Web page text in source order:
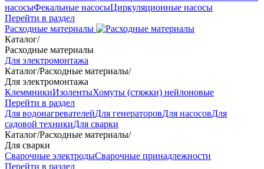
насосыФекальные насосыЦиркуляционные насосы
Перейти в раздел
Расходные материалы
Каталог/
Расходные материалы
Для электромонтажа
Каталог/Расходные материалы/
Для электромонтажа
КлеммникиИзолентыХомуты (стяжки) нейлоновые
Перейти в раздел
Для водонагревателейДля генераторовДля насосовДля
садовой техникиДля сварки
Каталог/Расходные материалы/
Для сварки
Сварочные электродыСварочные принадлежности
Перейти в раздел